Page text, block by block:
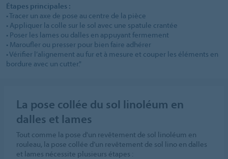
Étapes principales :
• Tracer un axe de pose au centre de la pièce
• Appliquer la colle sur le sol avec une spatule crantée
• Poser les lames ou dalles en appuyant fermement
• Maroufler ou presser pour bien faire adhérer
• Vérifier l’alignement au fur et à mesure et couper les éléments en
bordure avec un cutter."
La pose collée du sol linoléum en
dalles et lames
Tout comme la pose d'un revêtement de sol linoléum en
rouleau, la pose collée d’un revêtement de sol lino en dalles
et lames nécessite plusieurs étapes :